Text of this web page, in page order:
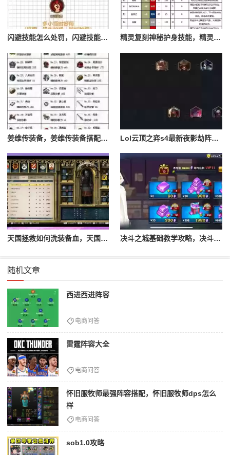
闪避技能怎么处罚，闪避技能怎么处罚队友 精灵复刻神秘护身技能，精灵复刻攻略
姜维传装备，姜维传装备搭配一览表最新 Lol云顶之弈s4最新夜影劫阵容搭配，云顶之奕夜影劫阵容
天国拯救如何洗装备血，天国拯救怎么洗衣服 决斗之城基础教学攻略，决斗之城教学攻略2111
随机文章
西进西进阵容
电商问答
雷霆阵容大全
电商问答
怀旧服牧师最强阵容搭配，怀旧服牧师dps怎么
样
电商问答
sob1.0攻略